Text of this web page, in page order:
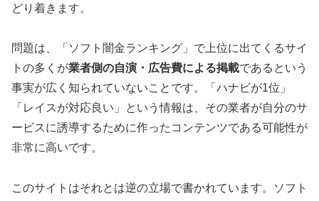
どり着きます。
問題は、「ソフト闇金ランキング」で上位に出てくるサイ
トの多くが業者側の自演・広告費による掲載であるという
事実が広く知られていないことです。「ハナビが1位」
「レイスが対応良い」という情報は、その業者が自分のサ
ービスに誘導するために作ったコンテンツである可能性が
非常に高いです。
このサイトはそれとは逆の立場で書かれています。ソフト